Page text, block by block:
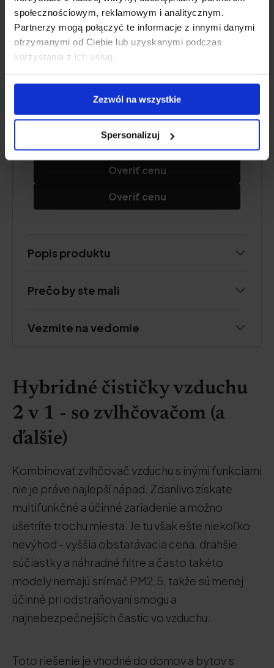
społecznościowym, reklamowym i analitycznym.
Partnerzy mogą połączyć te informacje z innymi danymi
otrzymanymi od Ciebie lub uzyskanymi podczas
korzystania z ich usług.
Zezwól na wszystkie
Spersonalizuj
Štýlová čistička vzduchu do obývačky s
nadpriemerným výkonom.
Overiť cenu
Overiť cenu
Overiť cenu
Overiť cenu
Popis produktu
Prečo by ste mali
Vezmite na vedomie
Hybridné čističky vzduchu
2 v 1 - so zvlhčovačom (a
ďalšie)
Kombinovať zvlhčovač vzduchu s inými funkciami
nie je práve najlepší nápad. Zdanlivo získate
multifunkčné a účinné zariadenie a možno
ušetríte trochu miesta. Je tu však ešte niekoľko
nevýhod - vyššia obstarávacia cena, drahšie
súčiastky a náhradné filtre a často takéto
modely nemajú snímač PM2,5, takže sú menej
účinné pri odstraňovaní smogu a
najnebezpečnejších častíc vo vzduchu.
Toto riešenie je vhodné do domov a bytov s